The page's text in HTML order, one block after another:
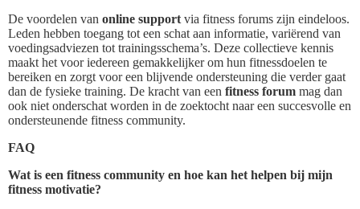
De voordelen van online support via fitness forums zijn eindeloos.
Leden hebben toegang tot een schat aan informatie, variërend van
voedingsadviezen tot trainingsschema’s. Deze collectieve kennis
maakt het voor iedereen gemakkelijker om hun fitnessdoelen te
bereiken en zorgt voor een blijvende ondersteuning die verder gaat
dan de fysieke training. De kracht van een fitness forum mag dan
ook niet onderschat worden in de zoektocht naar een succesvolle en
ondersteunende fitness community.
FAQ
Wat is een fitness community en hoe kan het helpen bij mijn
fitness motivatie?